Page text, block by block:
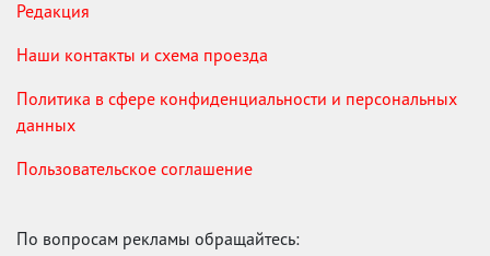
Редакция
Наши контакты и схема проезда
Политика в сфере конфиденциальности и персональных
данных
Пользовательское соглашение
По вопросам рекламы обращайтесь: